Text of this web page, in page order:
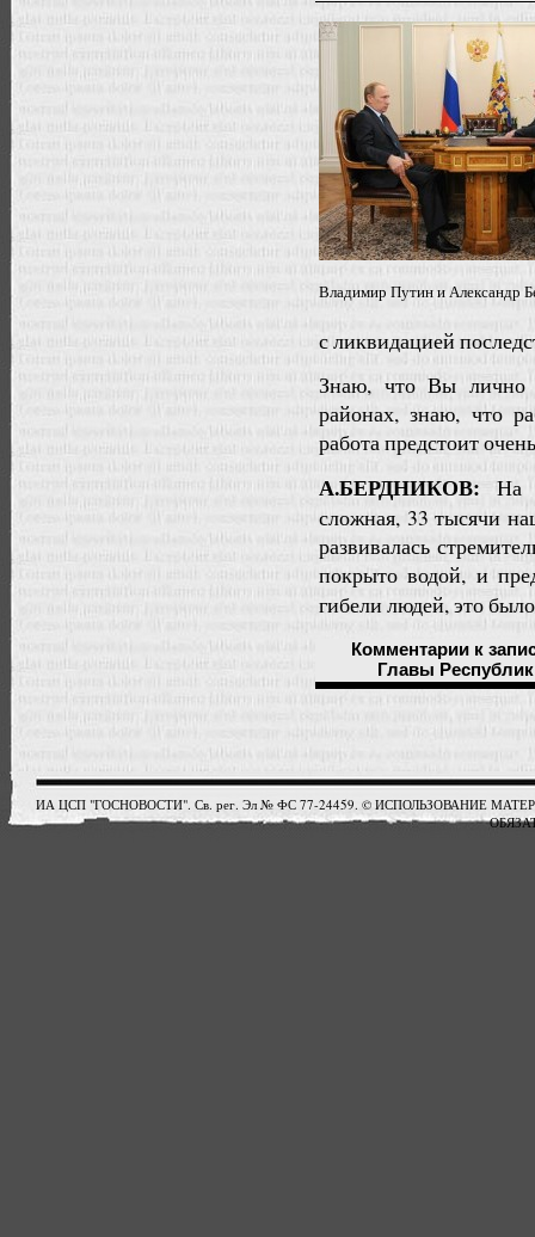
Владимир Путин и Александр
с ликвидацией
Знаю, что Вы лично
районах, знаю, что
работа предстоит
А.БЕРДНИКОВ: На
сложная, 33 тысячи
развивалась
покрыто водой, и
гибели людей, это
Комментарии к
Главы
ИА ЦСП "ГОСНОВОСТИ". Св. рег. Эл № ФС 77-24459. © ИСПОЛЬЗОВАНИЕ